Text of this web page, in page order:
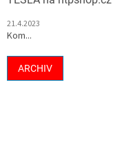
21.4.2023
Kom...
ARCHIV